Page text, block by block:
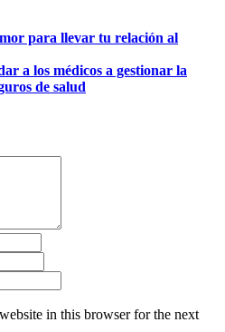
para llevar tu relación al
a los médicos a gestionar la
de salud
in this browser for the next